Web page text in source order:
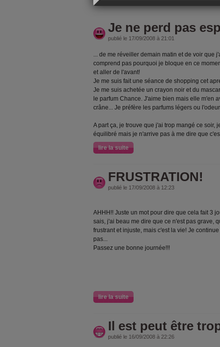
Je ne perd pas
publié le 17/09/2008 à 21:01
... de me réveiller demain matin et de voir que
comprend pas pourquoi je bloque en ce
et aller de l'avant!
Je me suis fait une séance de shopping cet
Je me suis achetée un crayon noir et du
le parfum Chance. J'aime bien mais elle m'en
crâne... Je préfère les parfums légers ou
A part ça, je trouve que j'ai trop mangé ce soir,
équilibré mais je n'arrive pas à me dire que
lire la suite
FRUSTRATION!
publié le 17/09/2008 à 12:23
AHHH!! Juste un mot pour dire que cela fait 3
sais, j'ai beau me dire que ce n'est pas grave,
frustrant et injuste, mais c'est la vie! Je
pas...
Passez une bonne journée!!!
lire la suite
Il est peut être
publié le 16/09/2008 à 22:26